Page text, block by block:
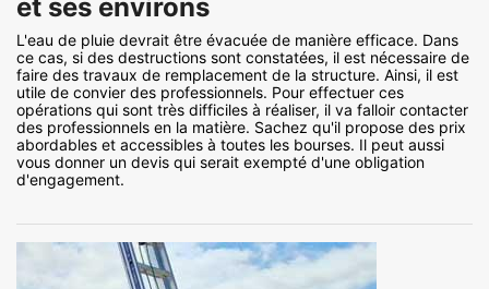
et ses environs
L'eau de pluie devrait être évacuée de manière efficace. Dans
ce cas, si des destructions sont constatées, il est nécessaire de
faire des travaux de remplacement de la structure. Ainsi, il est
utile de convier des professionnels. Pour effectuer ces
opérations qui sont très difficiles à réaliser, il va falloir contacter
des professionnels en la matière. Sachez qu'il propose des prix
abordables et accessibles à toutes les bourses. Il peut aussi
vous donner un devis qui serait exempté d'une obligation
d'engagement.